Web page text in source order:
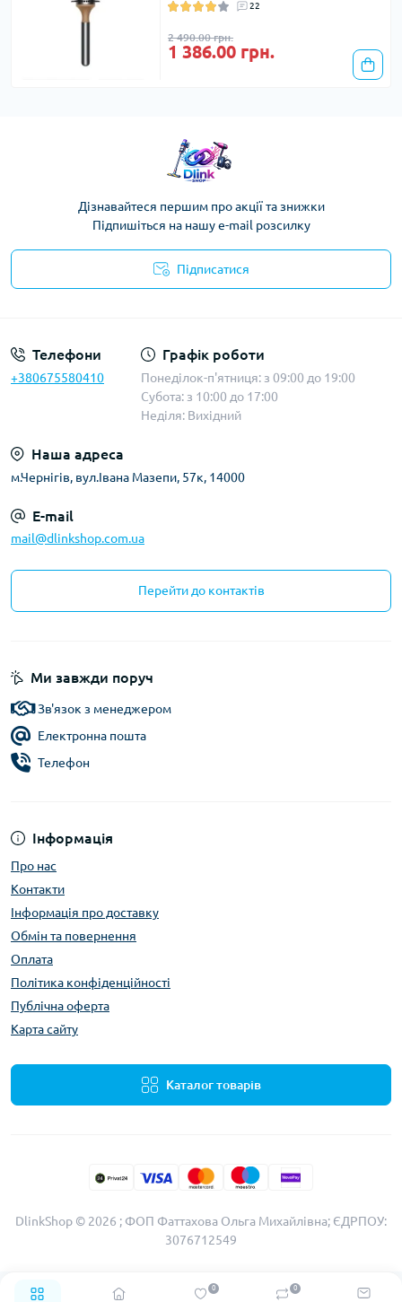
0 0
22
2 490.00 грн.
1 386.00 грн.
Дізнавайтеся першим про акції та знижки
Підпишіться на нашу e-mail розсилку
Підписатися
Телефони
+380675580410
Графік роботи
Понеділок-п'ятниця: з 09:00 до 19:00
Субота: з 10:00 до 17:00
Неділя: Вихідний
Наша адреса
м.Чернігів, вул.Івана Мазепи, 57к, 14000
E-mail
mail@dlinkshop.com.ua
Перейти до контактів
Інформація
Про нас
Контакти
Інформація про доставку
Обмін та повернення
Оплата
Політика конфіденційності
Публічна оферта
Карта сайту
Каталог товарів
Ми завжди поруч
Зв'язок з менеджером
Електронна пошта
Телефон
DlinkShop © 2026 ; ФОП Фаттахова Ольга Михайлівна; ЄДРПОУ:
3076712549